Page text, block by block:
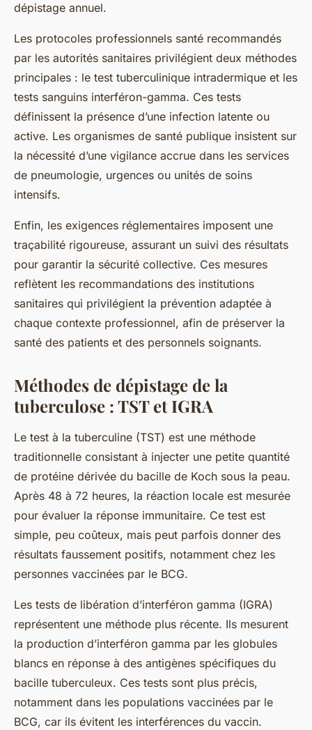
dépistage annuel.
Les protocoles professionnels santé recommandés
par les autorités sanitaires privilégient deux méthodes
principales : le test tuberculinique intradermique et les
tests sanguins interféron-gamma. Ces tests
définissent la présence d’une infection latente ou
active. Les organismes de santé publique insistent sur
la nécessité d’une vigilance accrue dans les services
de pneumologie, urgences ou unités de soins
intensifs.
Enfin, les exigences réglementaires imposent une
traçabilité rigoureuse, assurant un suivi des résultats
pour garantir la sécurité collective. Ces mesures
reflètent les recommandations des institutions
sanitaires qui privilégient la prévention adaptée à
chaque contexte professionnel, afin de préserver la
santé des patients et des personnels soignants.
Méthodes de dépistage de la
tuberculose : TST et IGRA
Le test à la tuberculine (TST) est une méthode
traditionnelle consistant à injecter une petite quantité
de protéine dérivée du bacille de Koch sous la peau.
Après 48 à 72 heures, la réaction locale est mesurée
pour évaluer la réponse immunitaire. Ce test est
simple, peu coûteux, mais peut parfois donner des
résultats faussement positifs, notamment chez les
personnes vaccinées par le BCG.
Les tests de libération d’interféron gamma (IGRA)
représentent une méthode plus récente. Ils mesurent
la production d’interféron gamma par les globules
blancs en réponse à des antigènes spécifiques du
bacille tuberculeux. Ces tests sont plus précis,
notamment dans les populations vaccinées par le
BCG, car ils évitent les interférences du vaccin.